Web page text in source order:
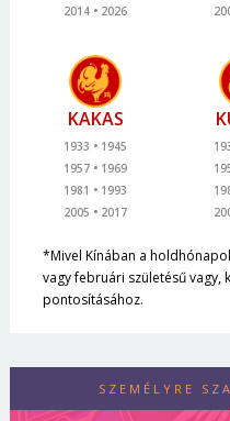
2014 2026
KAKAS
1933
1945
1957
1969
1981
1993
2005
2017
*Mivel Kínában a
vagy februári születésű vagy,
pontosításához.
SZEMÉLYRE